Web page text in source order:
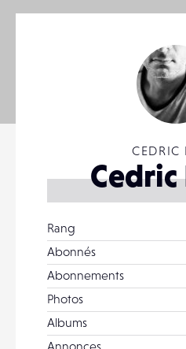
CEDRIC
Cedric
Rang
Abonnés
Abonnements
Photos
Albums
Annonces